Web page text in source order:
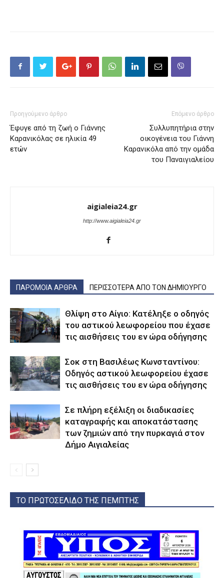
Προηγούμενο άρθρο
Έφυγε από τη ζωή ο Γιάννης
Καρανικόλας σε ηλικία 49
ετών
Επόμενο άρθρο
Συλλυπητήρια στην
οικογένεια του Γιάννη
Καρανικόλα από την ομάδα
του Παναιγιαλείου
aigialeia24.gr
http://www.aigialeia24.gr
ΠΑΡΟΜΟΙΑ ΑΡΘΡΑ ΠΕΡΙΣΣΟΤΕΡΑ ΑΠΟ ΤΟΝ ΔΗΜΙΟΥΡΓΟ
Θλίψη στο Αίγιο: Κατέληξε ο οδηγός
του αστικού λεωφορείου που έχασε
τις αισθήσεις του εν ώρα οδήγησης
Σοκ στη Βασιλέως Κωνσταντίνου:
Οδηγός αστικού λεωφορείου έχασε
τις αισθήσεις του εν ώρα οδήγησης
Σε πλήρη εξέλιξη οι διαδικασίες
καταγραφής και αποκατάστασης
των ζημιών από την πυρκαγιά στον
Δήμο Αιγιαλείας
ΤΟ ΠΡΩΤΟΣΕΛΙΔΟ ΤΗΣ ΠΕΜΠΤΗΣ